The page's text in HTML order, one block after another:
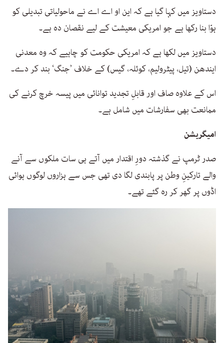
دستاویز میں کہا گیا ہے کہ این او اے اے نے ماحولیاتی تبدیلی کو
ہوّا بنا رکھا ہے جو امریکی معیشت کے لیے نقصان دہ ہے۔
دستاویز میں لکھا ہے کہ امریکی حکومت کو چاہیے کہ وہ معدنی
ایندھن (تیل، پیٹرولیم، کوئلہ، گیس) کے خلاف ’جنگ‘ بند کر دے۔
اس کے علاوہ صاف اور قابلِ تجدید توانائی میں پیسہ خرچ کرنے کی
ممانعت بھی سفارشات میں شامل ہے۔
امیگریشن
صدر ٹرمپ نے گذشتہ دورِ اقتدار میں آتے ہی سات ملکوں سے آنے
والے تارکینِ وطن پر پابندی لگا دی تھی جس سے ہزاروں لوگوں ہوائی
اڈوں پر گھر کر رہ گئے تھے۔